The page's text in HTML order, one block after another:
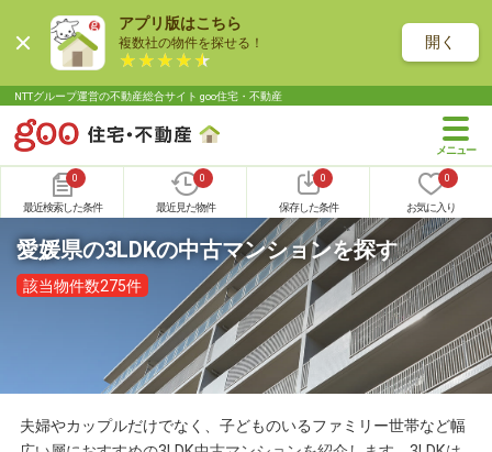
アプリ版はこちら
複数社の物件を探せる！ 開く
NTTグループ運営の不動産総合サイト goo住宅・不動産
0
最近検索した条件
0
最近見た物件
0
保存した条件
0
お気に入り
愛媛県の3LDKの中古マンションを探す
該当物件数275件
夫婦やカップルだけでなく、子どものいるファミリー世帯など幅